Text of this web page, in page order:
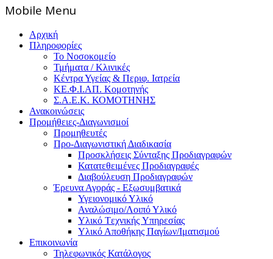
Mοbile Menu
Αρχική
Πληροφορίες
Το Νοσοκομείο
Τμήματα / Κλινικές
Κέντρα Υγείας & Περιφ. Ιατρεία
ΚΕ.Φ.Ι.ΑΠ. Κομοτηνής
Σ.Α.Ε.Κ. ΚΟΜΟΤΗΝΗΣ
Ανακοινώσεις
Προμήθειες-Διαγωνισμοί
Προμηθευτές
Προ-Διαγωνιστική Διαδικασία
Προσκλήσεις Σύνταξης Προδιαγραφών
Κατατεθειμένες Προδιαγραφές
Διαβούλευση Προδιαγραφών
Έρευνα Αγοράς - Εξωσυμβατικά
Υγειονομικό Υλικό
Αναλώσιμο/Λοιπό Υλικό
Υλικό Tεχνικής Yπηρεσίας
Υλικό Αποθήκης Παγίων/Ιματισμού
Επικοινωνία
Τηλεφωνικός Κατάλογος